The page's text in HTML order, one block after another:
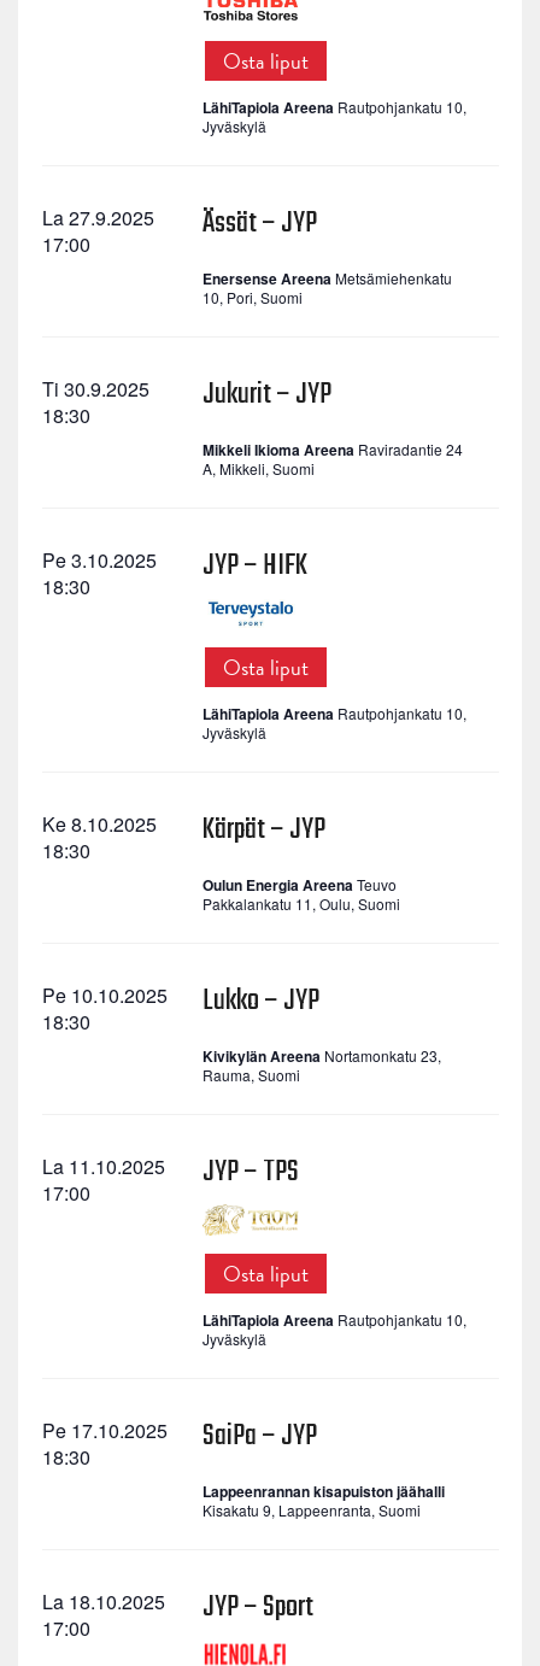
Osta liput
LähiTapiola Areena Rautpohjankatu 10,
Jyväskylä
La 27.9.2025
17:00
Ässät – JYP
Enersense AreenaMetsämiehenkatu
10, Pori, Suomi
Ti 30.9.2025
18:30
Jukurit – JYP
Mikkeli Ikioma Areena Raviradantie 24
A, Mikkeli, Suomi
Pe 3.10.2025
18:30
JYP – HIFK
Osta liput
LähiTapiola Areena Rautpohjankatu 10,
Jyväskylä
Ke 8.10.2025
18:30
Kärpät – JYP
Oulun Energia AreenaTeuvo
Pakkalankatu 11, Oulu, Suomi
Pe 10.10.2025
18:30
Lukko – JYP
Kivikylän Areena Nortamonkatu 23,
Rauma, Suomi
La 11.10.2025
17:00
JYP – TPS
Osta liput
LähiTapiola Areena Rautpohjankatu 10,
Jyväskylä
Pe 17.10.2025
18:30
SaiPa – JYP
Lappeenrannan kisapuiston jäähalli
Kisakatu 9, Lappeenranta, Suomi
La 18.10.2025
17:00
JYP – Sport